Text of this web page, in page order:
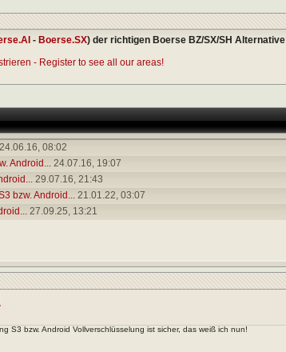
- Boerse.SX) der richtigen Boerse BZ/SX/SH Alternative
- Register to see all our areas!
24.06.16, 08:02
Android... 24.07.16, 19:07
29.07.16, 21:43
bzw. Android... 21.01.22, 03:07
27.09.25, 13:21
S3 bzw. Android Vollverschlüsselung ist sicher, das weiß ich nun!